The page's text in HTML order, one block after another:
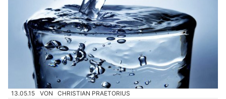
13.05.15 VON CHRISTIAN PRAETORIUS